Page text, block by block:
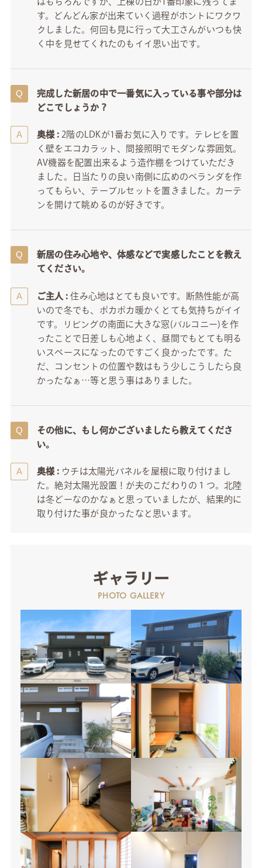
す。どんどん家が出来ていく過程がホントにワクワ
クしました。何回も見に行って大工さんがいつも快
く中を見せてくれたのもイイ思い出です。
完成した新居の中で一番気に入っている事や部分は
どこでしょうか？
奥様 :2階のLDKが1番お気に入りです。テレビを置
く壁をエコカラット、間接照明でモダンな雰囲気。
AV機器を配置出来るよう造作棚をつけていただき
ました。日当たりの良い南側に広めのベランダを作
ってもらい、テーブルセットを置きました。カーテ
ンを開けて眺めるのが好きです。
新居の住み心地や、体感などで実感したことを教え
てください。
ご主人 : 住み心地はとても良いです。断熱性能が高
いので冬でも、ポカポカ暖かくとても気持ちがイイ
です。リビングの南面に大きな窓(バルコニー)を作
ったことで日差しも心地よく、昼間でもとても明る
いスペースになったのですごく良かったです。た
だ、コンセントの位置や数はもう少しこうしたら良
かったなぁ…等と思う事はありました。
その他に、もし何かございましたら教えてくださ
い。
奥様 :ウチは太陽光パネルを屋根に取り付けまし
た。絶対太陽光設置！が夫のこだわりの１つ。北陸
は冬どーなのかなぁと思っていましたが、結果的に
取り付けた事が良かったなと思います。
ギャラリー
PHOTO GALLERY